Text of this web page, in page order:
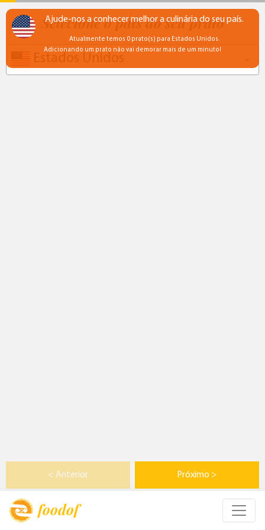
foodof
Selecione o país do seu prato
Próximo >
< Anterior
Ajude-nos a conhecer melhor a culinária do seu país.
Atualmente temos 0 prato(s) para Estados Unidos.
Adicionando um prato não vai demorar mais de um minuto!